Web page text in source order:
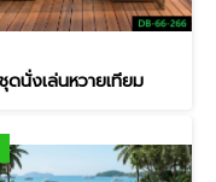
ชุดนั่งเล่นหวายเทียม